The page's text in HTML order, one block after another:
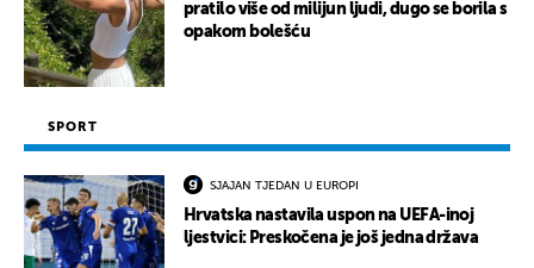
pratilo više od milijun ljudi, dugo se borila s
opakom bolešću
SPORT
SJAJAN TJEDAN U EUROPI
Hrvatska nastavila uspon na UEFA-inoj
ljestvici: Preskočena je još jedna država